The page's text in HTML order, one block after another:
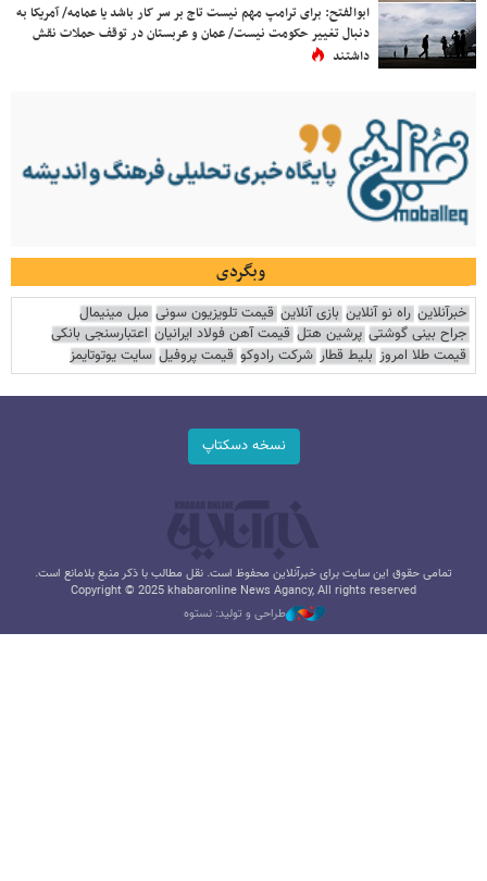
ابوالفتح: برای ترامپ مهم نیست تاج بر سر کار باشد یا عمامه/ آمریکا به
دنبال تغییر حکومت نیست/ عمان و عربستان در توقف حملات نقش
داشتند
وبگردی
خبرآنلاین راه نو آنلاین بازی آنلاین قیمت تلویزیون سونی مبل مینیمال
جراح بینی گوشتی پرشین هتل قیمت آهن فولاد ایرانیان اعتبارسنجی بانکی
قیمت طلا امروز بلیط قطار شرکت رادوکو قیمت پروفیل سایت یوتوتایمز
نسخه دسکتاپ
تمامی حقوق این سایت برای خبرآنلاین محفوظ است. نقل مطالب با ذکر منبع بلامانع است.
Copyright © 2025 khabaronline News Agancy, All rights reserved
طراحی و تولید: نستوه